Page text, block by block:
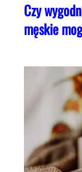
Czy
męskie